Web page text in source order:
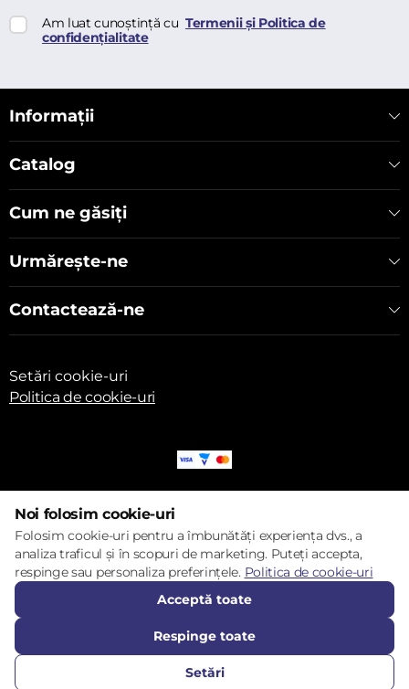
Am luat cunoștință cu Termenii și Politica de
confidențialitate
Informații
Catalog
Cum ne găsiți
Urmărește-ne
Contactează-ne
Setări cookie-uri
Politica de cookie-uri
© 2017 – 2026 ECOM
Noi folosim cookie-uri
Folosim cookie-uri pentru a îmbunătăți experiența dvs., a
analiza traficul și în scopuri de marketing. Puteți accepta,
respinge sau personaliza preferințele. Politica de cookie-uri
Acceptă toate
Respinge toate
Setări